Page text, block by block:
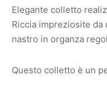
Elegante colletto
Riccia impreziosite da
nastro in organza
Questo colletto è un